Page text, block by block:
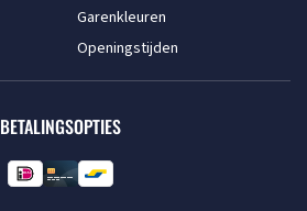
Garenkleuren
Openingstijden
BETALINGSOPTIES